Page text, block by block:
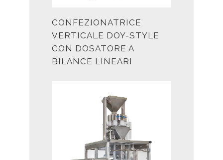
CONFEZIONATRICE
VERTICALE DOY-STYLE
CON DOSATORE A
BILANCE LINEARI